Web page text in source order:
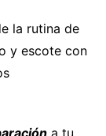
la rutina de
y escote con
a tu